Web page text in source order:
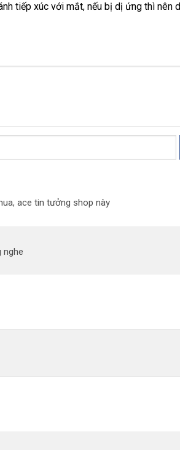
tiếp xúc Trung
với mắtgiá
, giá
nếu bị dị ứng thì nên
ace tin tưởng shop này
nghe